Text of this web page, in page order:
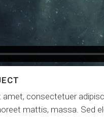
consectetuer
mattis, massa. Sed